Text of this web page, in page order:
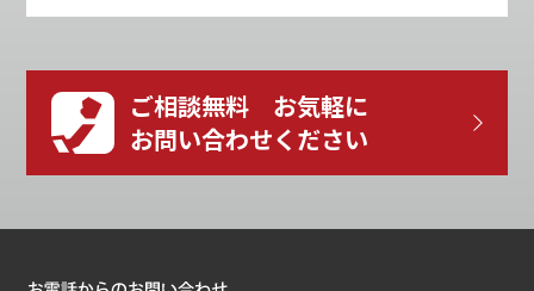
ご相談無料 お気軽に
お問い合わせください